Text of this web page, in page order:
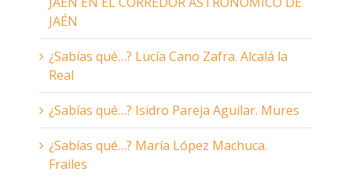
JAÉN
¿Sabías qué…? Lucía Cano Zafra. Alcalá la
Real
¿Sabías qué…? Isidro Pareja Aguilar. Mures
¿Sabías qué…? María López Machuca.
Frailes